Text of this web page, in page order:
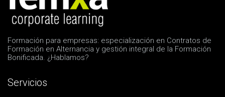
Formación para empresas: especialización en Contratos de
Formación en Alternancia y gestión integral de la Formación
Bonificada. ¿Hablamos?
Servicios